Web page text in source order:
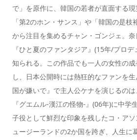
で」を原作に、韓国の若者が直面する
「第2のホン・サンス」や「韓国の是枝
から注目を集めるチャン・ゴンジェ。
『ひと夏のファンタジア』(15年/プロ
知られる。この作品でも一人の女性の
し、日本公開時には熱狂的なファンを
国が嫌いで』で主人公ケナを演じるの
『グエムル-漢江の怪物-』(06年)に中学
子役として鮮烈な印象を残したコ・ア
ュージーランドの2か国を跨ぎ、人生に